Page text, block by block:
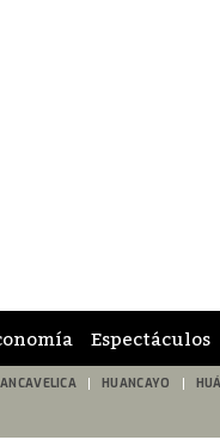
Espectáculos
HUANCAYO